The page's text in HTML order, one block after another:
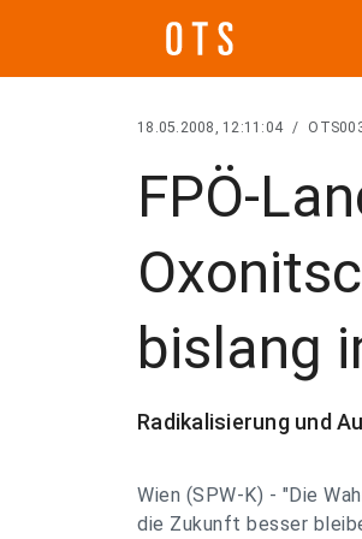
18.05.2008, 12:11:04 /
FPÖ-
bislang
Radikalisierung und
Wien (SPW-K) - "Die
die Zukunft besser